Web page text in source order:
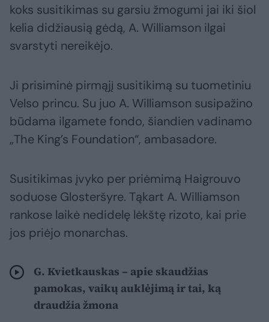
koks susitikimas su garsiu žmogumi jai iki šiol
kelia didžiausią gėdą, A. Williamson ilgai
svarstyti nereikėjo.
Ji prisiminė pirmąjį susitikimą su tuometiniu
Velso princu. Su juo A. Williamson susipažino
būdama ilgamete fondo, šiandien vadinamo
„The King’s Foundation“, ambasadore.
Susitikimas įvyko per priėmimą Haigrouvo
soduose Glosteršyre. Tąkart A. Williamson
rankose laikė nedidelę lėkštę rizoto, kai prie
jos priėjo monarchas.
G. Kvietkauskas – apie skaudžias
pamokas, vaikų auklėjimą ir tai, ką
draudžia žmona